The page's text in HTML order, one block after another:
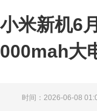
小米新机6
000mah大
时间：2026-06-08